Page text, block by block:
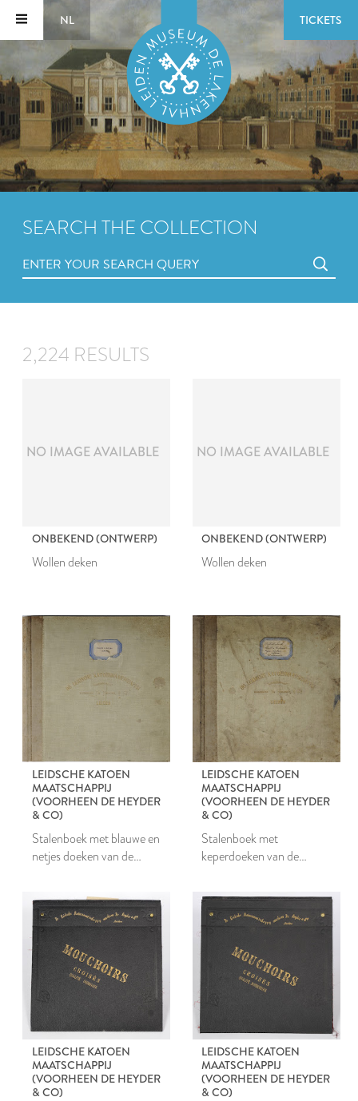
NL TICKETS
SEARCH THE COLLECTION
2,224 RESULTS
NO IMAGE AVAILABLE
ONBEKEND (ONTWERP)
Wollen deken
NO IMAGE AVAILABLE
ONBEKEND (ONTWERP)
Wollen deken
LEIDSCHE KATOEN
MAATSCHAPPIJ
(VOORHEEN DE HEYDER
& CO)
Stalenboek met blauwe en
netjes doeken van de
LEIDSCHE KATOEN
MAATSCHAPPIJ
(VOORHEEN DE HEYDER
& CO)
Stalenboek met
keperdoeken van de
Maatschappij
LEIDSCHE KATOEN
MAATSCHAPPIJ
(VOORHEEN DE HEYDER
& CO)
LEIDSCHE KATOEN
MAATSCHAPPIJ
(VOORHEEN DE HEYDER
& CO)